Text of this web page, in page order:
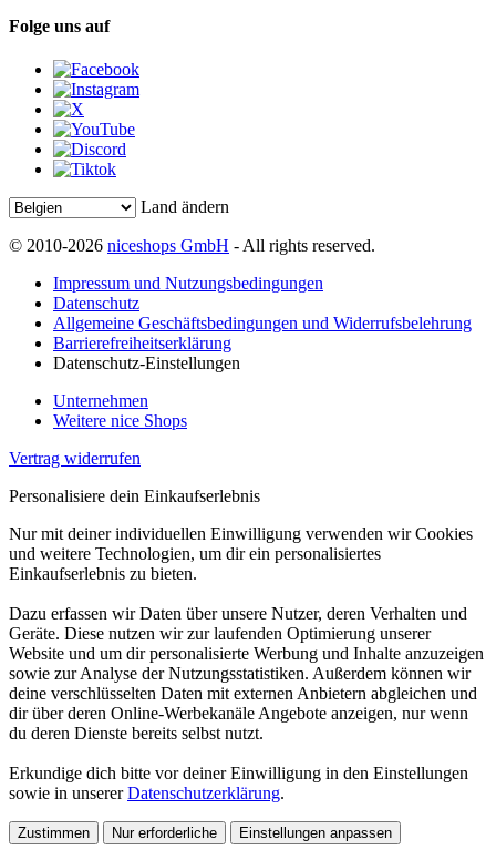
Folge uns auf
Land ändern
© 2010-2026 niceshops GmbH - All rights reserved.
Impressum und Nutzungsbedingungen
Datenschutz
Allgemeine Geschäftsbedingungen und Widerrufsbelehrung
Barrierefreiheitserklärung
Datenschutz-Einstellungen
Unternehmen
Weitere nice Shops
Vertrag widerrufen
Personalisiere dein Einkaufserlebnis
Nur mit deiner individuellen Einwilligung verwenden wir Cookies
und weitere Technologien, um dir ein personalisiertes
Einkaufserlebnis zu bieten.
Dazu erfassen wir Daten über unsere Nutzer, deren Verhalten und
Geräte. Diese nutzen wir zur laufenden Optimierung unserer
Website und um dir personalisierte Werbung und Inhalte anzuzeigen
sowie zur Analyse der Nutzungsstatistiken. Außerdem können wir
deine verschlüsselten Daten mit externen Anbietern abgleichen und
dir über deren Online-Werbekanäle Angebote anzeigen, nur wenn
du deren Dienste bereits selbst nutzt.
Erkundige dich bitte vor deiner Einwilligung in den Einstellungen
sowie in unsererDatenschutzerklärung.
Zustimmen Nur erforderliche Einstellungen anpassen